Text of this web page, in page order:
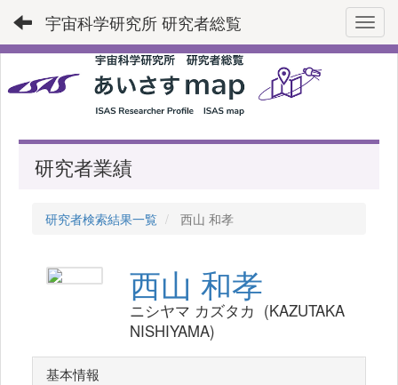
宇宙科学研究所 研究者総覧
研究者業績
研究者検索結果一覧 西山 和孝
西山 和孝
ニシヤマ カズタカ (KAZUTAKA
NISHIYAMA)
基本情報